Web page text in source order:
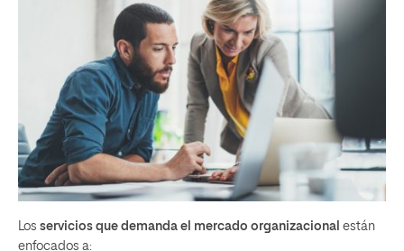
Los servicios que demanda el mercado organizacional están
enfocados a: